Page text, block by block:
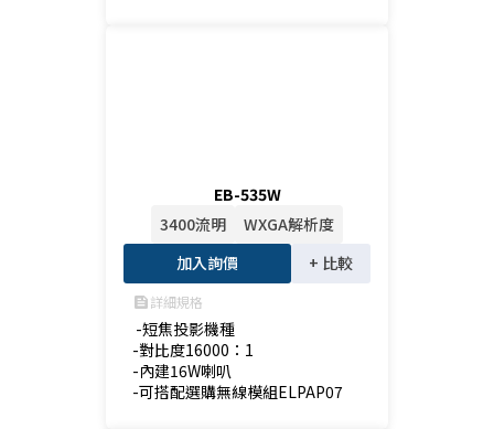
EB-535W
3400流明
WXGA解析度
加入詢價
+ 比較
feed詳細規格
-短焦投影機種
-對比度16000：1
-內建16W喇叭
-可搭配選購無線模組ELPAP07